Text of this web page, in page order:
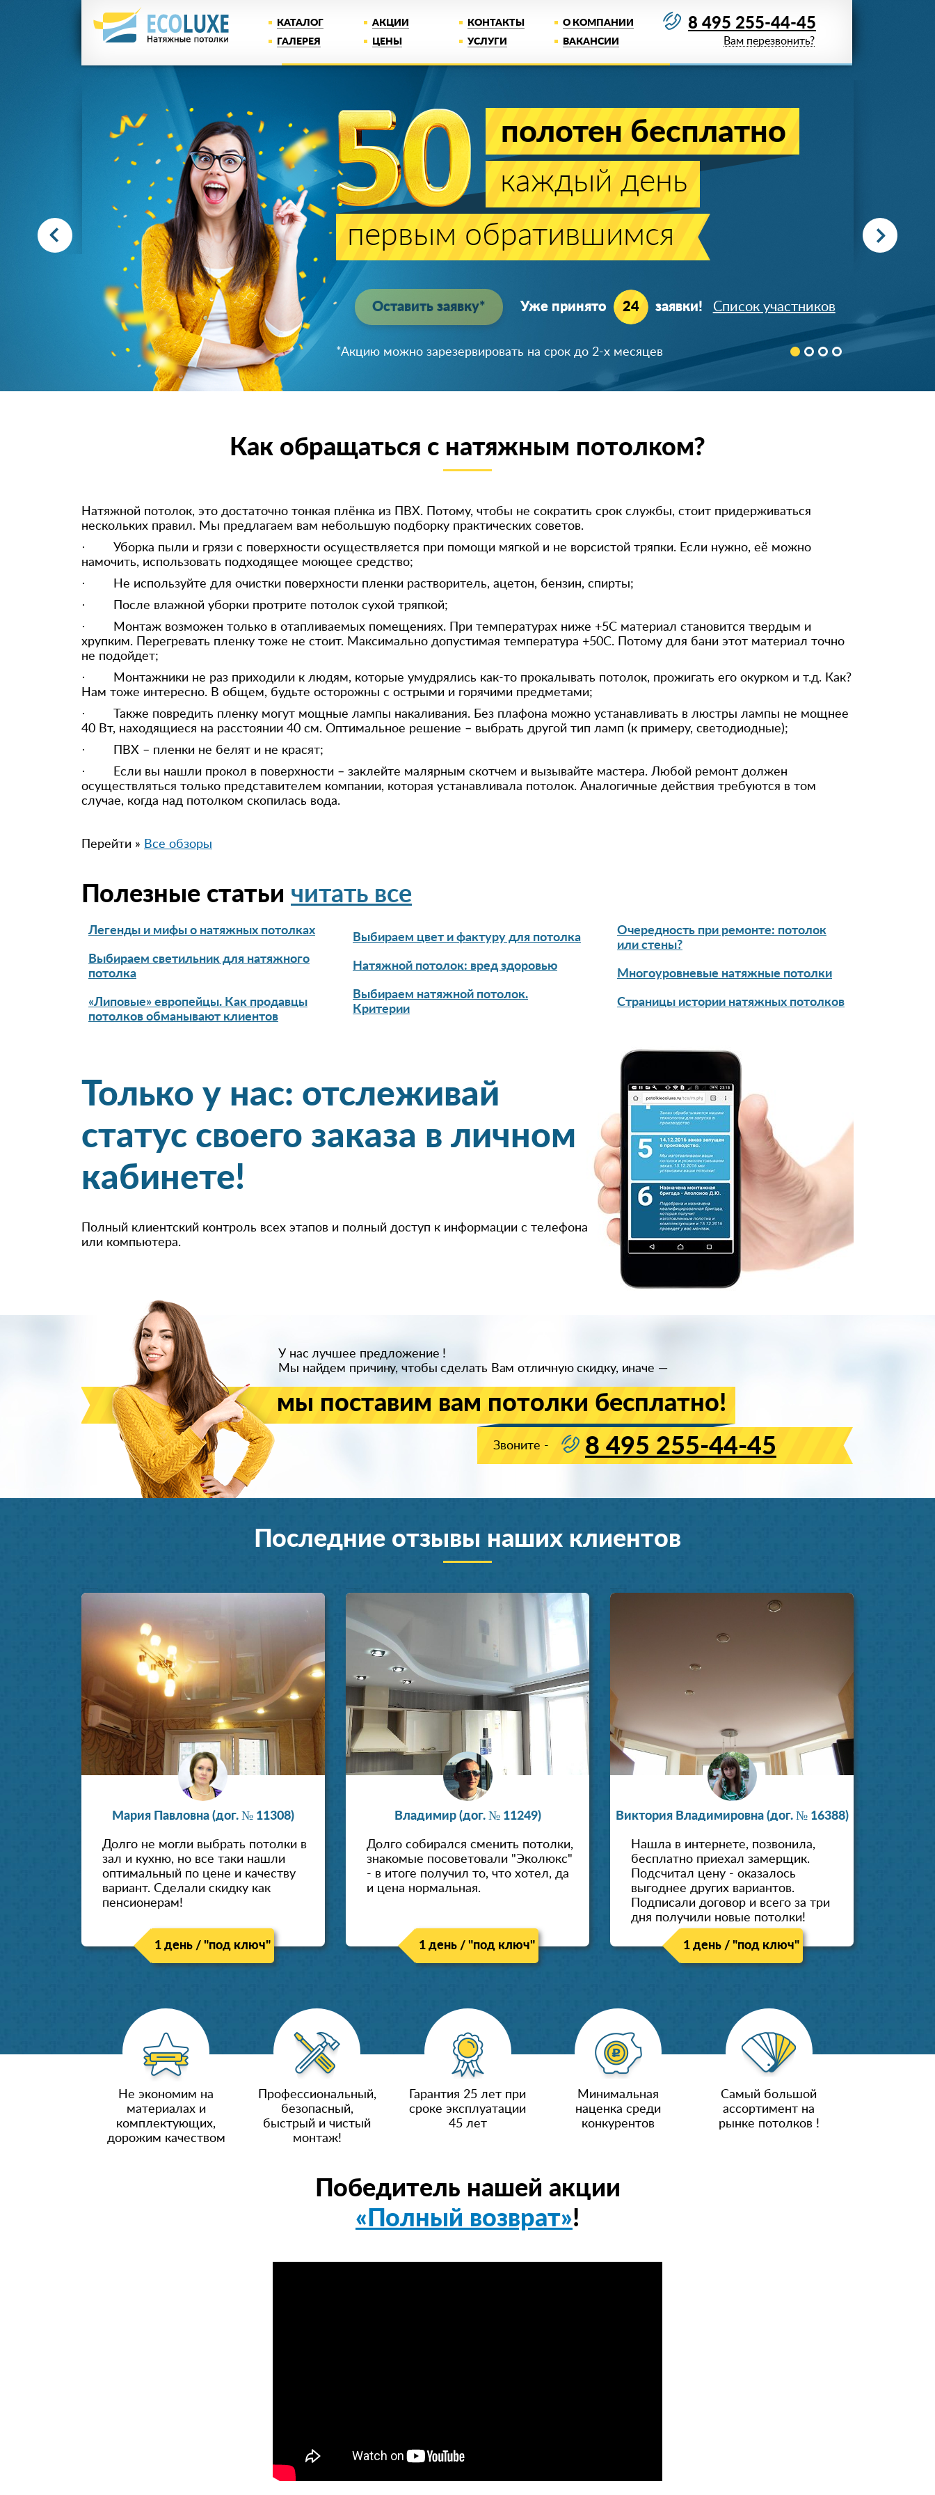
КАТАЛОГ АКЦИИ КОНТАКТЫ
О КОМПАНИИ
ГАЛЕРЕЯ
ЦЕНЫ УСЛУГИ ВАКАНСИИ
8 495 255-44-45
Вам перезвонить?
1 рубль
за PREMIUM потолок!
Акция действует
до 09 августа 2026 года
Цена белого матового PREMIUM полотна при заказе от 20м
Успейте зарезервировать скидку!
Как обращаться с натяжным потолком?
Натяжной потолок, это достаточно тонкая плёнка из ПВХ. Потому, чтобы не сократить срок службы, стоит придерживаться
нескольких правил. Мы предлагаем вам небольшую подборку практических советов.
· Уборка пыли и грязи с поверхности осуществляется при помощи мягкой и не ворсистой тряпки. Если нужно, её можно
намочить, использовать подходящее моющее средство;
· Не используйте для очистки поверхности пленки растворитель, ацетон, бензин, спирты;
· После влажной уборки протрите потолок сухой тряпкой;
· Монтаж возможен только в отапливаемых помещениях. При температурах ниже +5С материал становится твердым и
хрупким. Перегревать пленку тоже не стоит. Максимально допустимая температура +50С. Потому для бани этот материал точно
не подойдет;
· Монтажники не раз приходили к людям, которые умудрялись как-то прокалывать потолок, прожигать его окурком и т.д. Как?
Нам тоже интересно. В общем, будьте осторожны с острыми и горячими предметами;
· Также повредить пленку могут мощные лампы накаливания. Без плафона можно устанавливать в люстры лампы не мощнее
40 Вт, находящиеся на расстоянии 40 см. Оптимальное решение – выбрать другой тип ламп (к примеру, светодиодные);
· ПВХ – пленки не белят и не красят;
· Если вы нашли прокол в поверхности – заклейте малярным скотчем и вызывайте мастера. Любой ремонт должен
осуществляться только представителем компании, которая устанавливала потолок. Аналогичные действия требуются в том
случае, когда над потолком скопилась вода.
Перейти » Все обзоры
Полезные статьи читать все
Легенды и мифы о натяжных потолках
Выбираем светильник для натяжного
потолка
«Липовые» европейцы. Как продавцы
потолков обманывают клиентов
Выбираем цвет и фактуру для потолка
Натяжной потолок: вред здоровью
Выбираем натяжной потолок.
Критерии
Очередность при ремонте: потолок
или стены?
Многоуровневые натяжные потолки
Страницы истории натяжных потолков
Только у нас: отслеживай
статус своего заказа в личном
кабинете!
Полный клиентский контроль всех этапов и полный доступ к информации с телефона
или компьютера.
У нас лучшее предложение !
Мы найдем причину, чтобы сделать Вам отличную скидку, иначе —
мы поставим вам потолки бесплатно!
Звоните - 8 495 255-44-45
Последние отзывы наших клиентов
Мария Павловна (дог. № 11308)
Долго не могли выбрать потолки в
зал и кухню, но все таки нашли
оптимальный по цене и качеству
вариант. Сделали скидку как
пенсионерам!
1 день / "под ключ"
Владимир (дог. № 11249)
Долго собирался сменить потолки,
знакомые посоветовали "Эколюкс"
- в итоге получил то, что хотел, да
и цена нормальная.
1 день / "под ключ"
Виктория Владимировна (дог. № 16388)
Нашла в интернете, позвонила,
бесплатно приехал замерщик.
Подсчитал цену - оказалось
выгоднее других вариантов.
Подписали договор и всего за три
дня получили новые потолки!
1 день / "под ключ"
Не экономим на
материалах и
комплектующих,
дорожим качеством
Профессиональный,
безопасный,
быстрый и чистый
монтаж!
Гарантия 25 лет при
сроке эксплуатации
45 лет
Минимальная
наценка среди
конкурентов
Самый большой
ассортимент на
рынке потолков !
Победитель нашей акции
«Полный возврат»!